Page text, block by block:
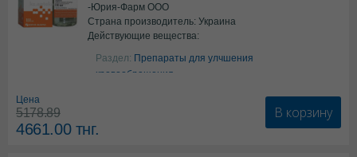
-Юрия-Фарм ООО
Страна производитель: Украина
Действующие вещества:
Аргинин
Раздел: Препараты для улчшения
кровообращения
Цена
5178.89
4661.00тнг.
В корзину